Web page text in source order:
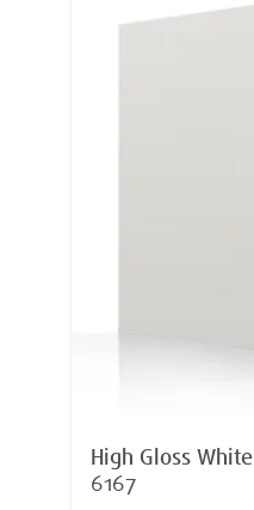
High Gloss White
6167